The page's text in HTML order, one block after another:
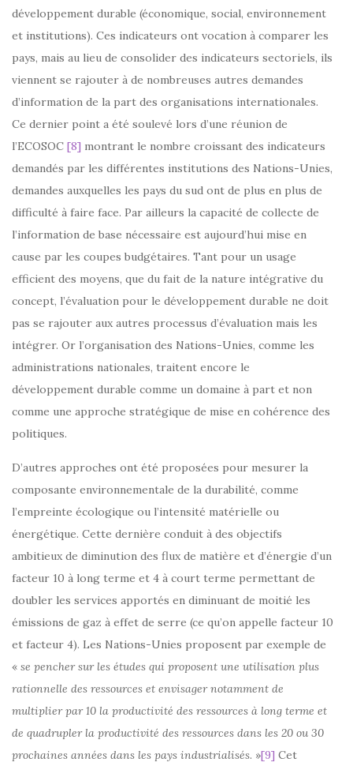
développement durable (économique, social, environnement
et institutions). Ces indicateurs ont vocation à comparer les
pays, mais au lieu de consolider des indicateurs sectoriels, ils
viennent se rajouter à de nombreuses autres demandes
d’information de la part des organisations internationales.
Ce dernier point a été soulevé lors d’une réunion de
l’ECOSOC [8] montrant le nombre croissant des indicateurs
demandés par les différentes institutions des Nations-Unies,
demandes auxquelles les pays du sud ont de plus en plus de
difficulté à faire face. Par ailleurs la capacité de collecte de
l’information de base nécessaire est aujourd’hui mise en
cause par les coupes budgétaires. Tant pour un usage
efficient des moyens, que du fait de la nature intégrative du
concept, l’évaluation pour le développement durable ne doit
pas se rajouter aux autres processus d’évaluation mais les
intégrer. Or l’organisation des Nations-Unies, comme les
administrations nationales, traitent encore le
développement durable comme un domaine à part et non
comme une approche stratégique de mise en cohérence des
politiques.
D’autres approches ont été proposées pour mesurer la
composante environnementale de la durabilité, comme
l’empreinte écologique ou l’intensité matérielle ou
énergétique. Cette dernière conduit à des objectifs
ambitieux de diminution des flux de matière et d’énergie d’un
facteur 10 à long terme et 4 à court terme permettant de
doubler les services apportés en diminuant de moitié les
émissions de gaz à effet de serre (ce qu’on appelle facteur 10
et facteur 4). Les Nations-Unies proposent par exemple de
« se pencher sur les études qui proposent une utilisation plus
rationnelle des ressources et envisager notamment de
multiplier par 10 la productivité des ressources à long terme et
de quadrupler la productivité des ressources dans les 20 ou 30
prochaines années dans les pays industrialisés. »[9] Cet